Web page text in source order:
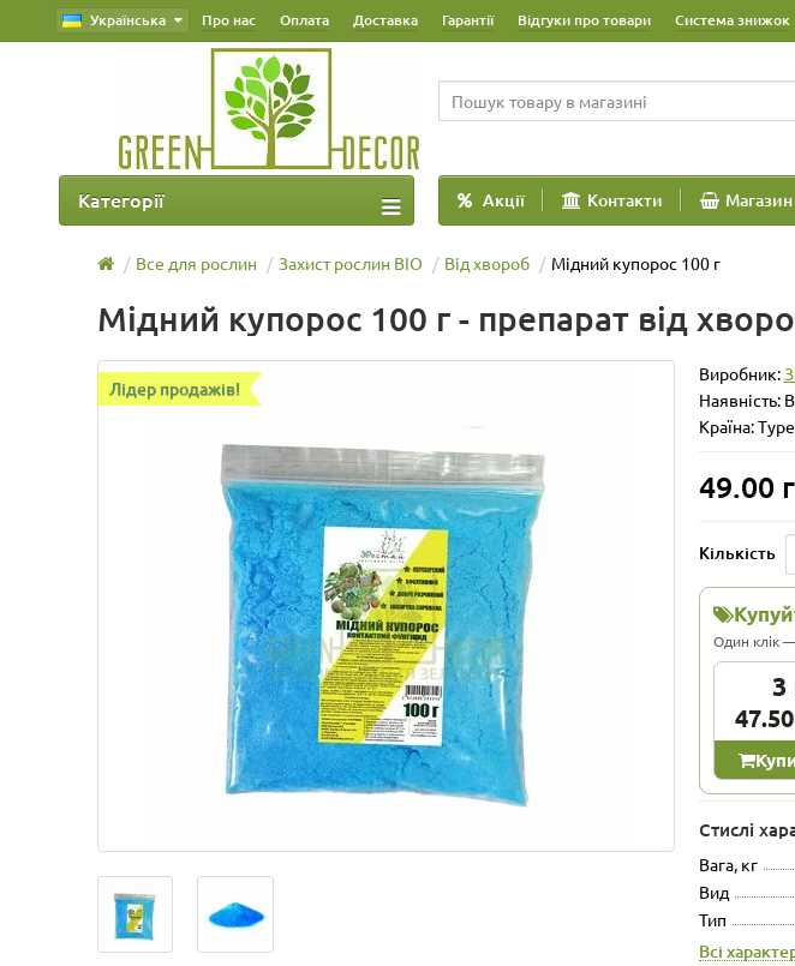
Українська Про нас Оплата Доставка Гарантії Відгуки про товари Система знижок
Акції Контакти
Категорії
Все для рослин Захист рослин BIO Від хвороб Мідний купорос 100 г
Мідний купорос 100 г - препарат від
Лідер продажів!
Виробник:
Наявність:
Країна:
49.00
Кількість
Один клік —
3
Стислі
Вага, кг
Вид
Тип
Всі